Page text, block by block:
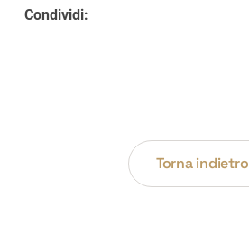
Condividi:
Torna indietro